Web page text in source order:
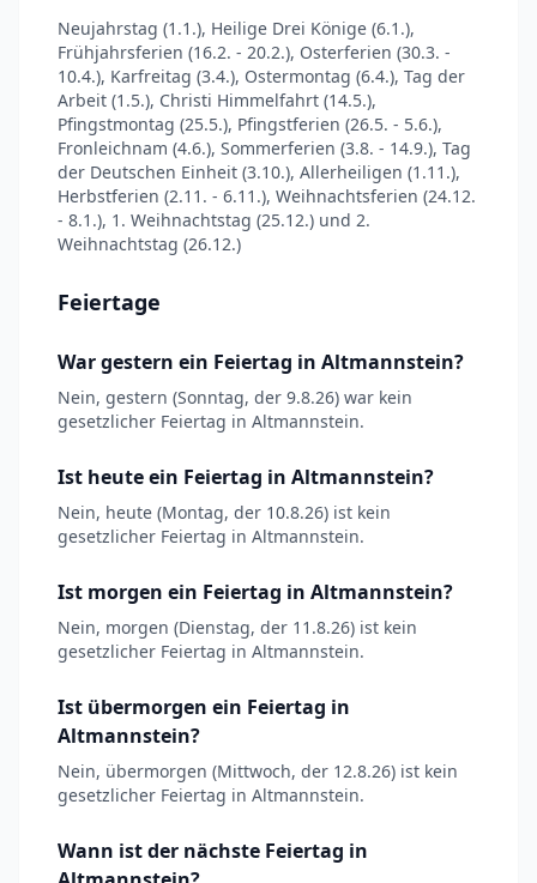
Neujahrstag (1.1.), Heilige Drei Könige (6.1.),
Frühjahrsferien (16.2. - 20.2.), Osterferien (30.3. -
10.4.), Karfreitag (3.4.), Ostermontag (6.4.), Tag der
Arbeit (1.5.), Christi Himmelfahrt (14.5.),
Pfingstmontag (25.5.), Pfingstferien (26.5. - 5.6.),
Fronleichnam (4.6.), Sommerferien (3.8. - 14.9.), Tag
der Deutschen Einheit (3.10.), Allerheiligen (1.11.),
Herbstferien (2.11. - 6.11.), Weihnachtsferien (24.12.
- 8.1.), 1. Weihnachtstag (25.12.) und 2.
Weihnachtstag (26.12.)
Feiertage
War gestern ein Feiertag in Altmannstein?
Nein, gestern (Sonntag, der 9.8.26) war kein
gesetzlicher Feiertag in Altmannstein.
Ist heute ein Feiertag in Altmannstein?
Nein, heute (Montag, der 10.8.26) ist kein
gesetzlicher Feiertag in Altmannstein.
Ist morgen ein Feiertag in Altmannstein?
Nein, morgen (Dienstag, der 11.8.26) ist kein
gesetzlicher Feiertag in Altmannstein.
Ist übermorgen ein Feiertag in
Altmannstein?
Nein, übermorgen (Mittwoch, der 12.8.26) ist kein
gesetzlicher Feiertag in Altmannstein.
Wann ist der nächste Feiertag in